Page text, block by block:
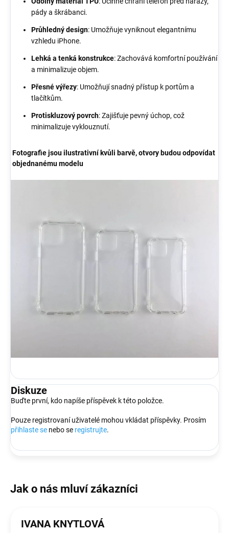
pády a škrábanci.
Průhledný design: Umožňuje vyniknout elegantnímu
vzhledu iPhone.
Lehká a tenká konstrukce: Zachovává komfortní používání
a minimalizuje objem.
Přesné výřezy: Umožňují snadný přístup k portům a
tlačítkům.
Protiskluzový povrch: Zajišťuje pevný úchop, což
minimalizuje vyklouznutí.
Fotografie jsou ilustrativní kvůli barvě, otvory budou odpovídat
objednanému modelu
Diskuze
Buďte první, kdo napíše příspěvek k této položce.
Pouze registrovaní uživatelé mohou vkládat příspěvky. Prosím
přihlaste se nebo se registrujte.
IVANA KNYTLOVÁ